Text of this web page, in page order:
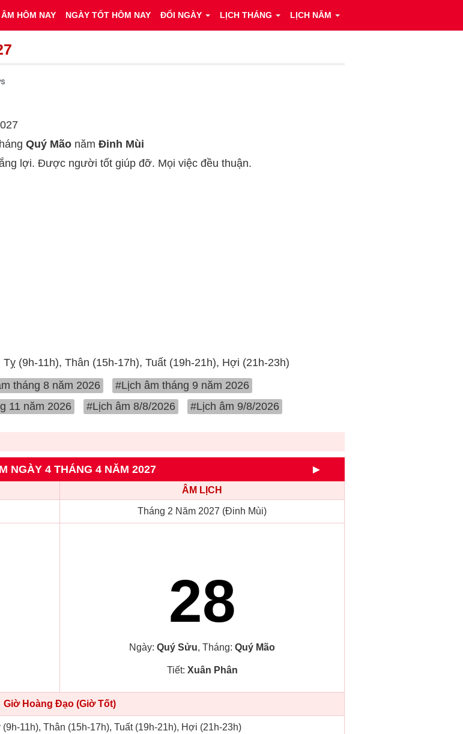
HÔM NAY NGÀY TỐT HÔM NAY ĐỔI NGÀY LỊCH THÁNG LỊCH NĂM
Quý Mão năm Đinh Mùi
lợi. Được người tốt giúp đỡ. Mọi việc đều thuận.
(9h-11h), Thân (15h-17h), Tuất (19h-21h), Hợi (21h-23h)
tháng 8 năm 2026
#Lịch âm tháng 9 năm 2026
11 năm 2026 #Lịch âm 8/8/2026 #Lịch âm 9/8/2026
NGÀY 4 THÁNG 4 NĂM 2027 ►
ÂM LỊCH
Tháng 2 Năm 2027 (Đinh Mùi)
28
Ngày: Quý Sửu, Tháng: Quý Mão
Tiết: Xuân Phân
Giờ Hoàng Đạo (Giờ Tốt)
11h), Thân (15h-17h), Tuất (19h-21h), Hợi (21h-23h)